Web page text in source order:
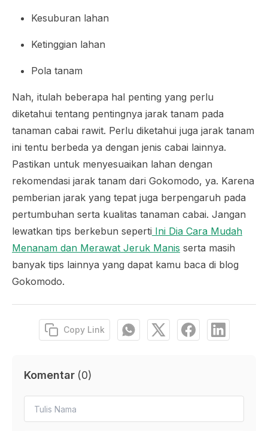
Kesuburan lahan
Ketinggian lahan
Pola tanam
Nah, itulah beberapa hal penting yang perlu
diketahui tentang pentingnya jarak tanam pada
tanaman cabai rawit. Perlu diketahui juga jarak tanam
ini tentu berbeda ya dengan jenis cabai lainnya.
Pastikan untuk menyesuaikan lahan dengan
rekomendasi jarak tanam dari Gokomodo, ya. Karena
pemberian jarak yang tepat juga berpengaruh pada
pertumbuhan serta kualitas tanaman cabai. Jangan
lewatkan tips berkebun seperti Ini Dia Cara Mudah
Menanam dan Merawat Jeruk Manis serta masih
banyak tips lainnya yang dapat kamu baca di blog
Gokomodo.
Copy Link
Komentar (0)